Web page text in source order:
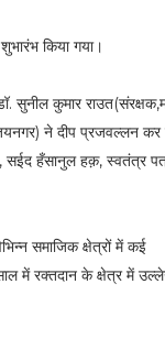
किया गया।
सुनील कुमार
ने दीप प्रजवल्लन कर
सईद हँसानुल हक़, स्वतंत्र
समाजिक क्षेत्रों में कई
में रक्तदान के क्षेत्र में